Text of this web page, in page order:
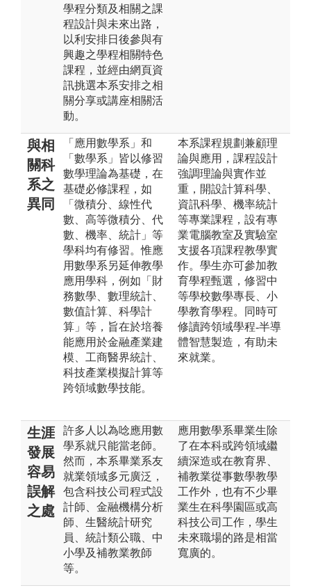
學程分類及相關之課
程設計與未來出路，
以利安排日後參與有
興趣之學程相關特色
課程，並經由網頁資
訊挑選本系安排之相
關分享或講座相關活
動。
與相
關科
系之
異同
「應用數學系」和
「數學系」皆以修習
數學理論為基礎，在
基礎必修課程，如
「微積分、線性代
數、高等微積分、代
數、機率、統計」等
學科均有修習。惟應
用數學系另延伸教學
應用學科，例如「財
務數學、數理統計、
數值計算、科學計
算」等，旨在於培養
能應用於金融產業建
模、工商醫界統計、
科技產業模擬計算等
跨領域數學技能。
本系課程規劃兼顧理
論與應用，課程設計
強調理論與實作並
重，開設計算科學、
資訊科學、機率統計
等專業課程，設有專
業電腦教室及實驗室
支援各項課程教學實
作。學生亦可參加教
育學程甄選，修習中
等學校數學專長、小
學教育學程。同時可
修讀跨領域學程-半導
體智慧製造，有助未
來就業。
生涯
發展
容易
誤解
之處
許多人以為唸應用數
學系就只能當老師。
然而，本系畢業系友
就業領域多元廣泛，
包含科技公司程式設
計師、金融機構分析
師、生醫統計研究
員、統計類公職、中
小學及補教業教師
等。
應用數學系畢業生除
了在本科或跨領域繼
續深造或在教育界、
補教業從事數學教學
工作外，也有不少畢
業生在科學園區或高
科技公司工作，學生
未來職場的路是相當
寬廣的。